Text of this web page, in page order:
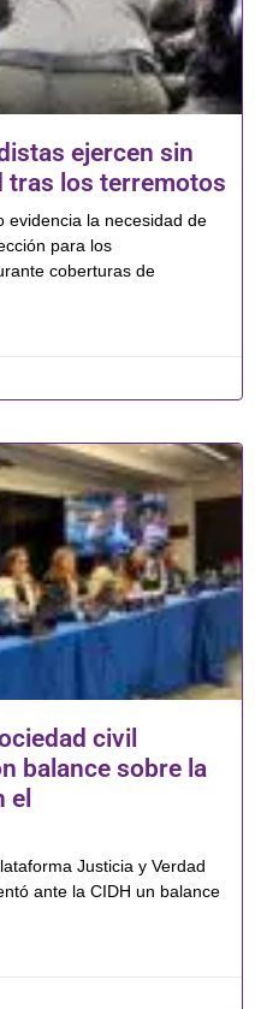
ejercen sin
tras los terremotos
evidencia la necesidad de
para los
coberturas de
civil
balance sobre la
el
Justicia y Verdad
ante la CIDH un balance